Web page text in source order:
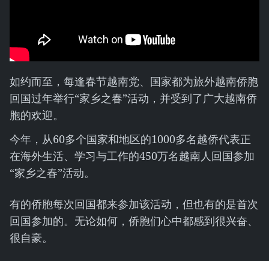
如约而至，每逢春节越南党、国家都为旅外越南侨胞
回国过年举行“家乡之春”活动，并受到了广大越南侨
胞的欢迎。
今年，从60多个国家和地区的1000多名越侨代表正
在海外生活、学习与工作的450万名越南人回国参加
“家乡之春”活动。
有的侨胞每次回国都来参加该活动，但也有的是首次
回国参加的。无论如何，侨胞们心中都感到很兴奋、
很自豪。